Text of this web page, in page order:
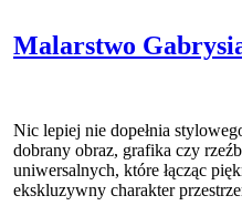
Malarstwo
Nic lepiej nie dopełnia
dobrany obraz, grafika czy
uniwersalnych, które łącząc
ekskluzywny charakter